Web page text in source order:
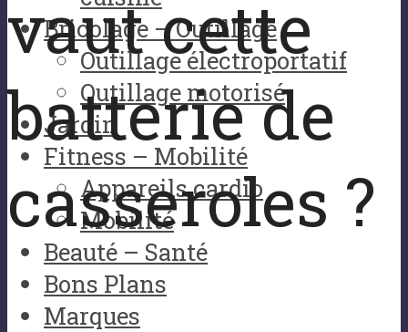
Bricolage – Outillage
Outillage électroportatif
Outillage motorisé
Jardin
Fitness – Mobilité
Appareils cardio
Mobilité
Beauté – Santé
Bons Plans
Marques
vaut cette
batterie de
casseroles ?